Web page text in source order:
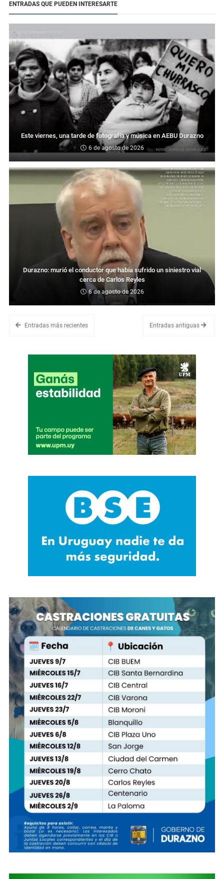
ENTRADAS QUE PUEDEN INTERESARTE
Este viernes, una tarde de fotografía y música en AEBU Durazno
6 de agosto de 2026
Durazno: murió el conductor que había sufrido un siniestro vial
cerca de Carlos Reyles
6 de agosto de 2026
Entradas más recientes Entradas antiguas